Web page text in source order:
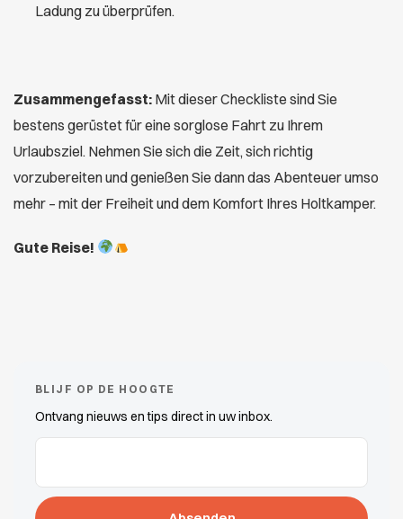
Ladung zu überprüfen.
Zusammengefasst: Mit dieser Checkliste sind Sie
bestens gerüstet für eine sorglose Fahrt zu Ihrem
Urlaubsziel. Nehmen Sie sich die Zeit, sich richtig
vorzubereiten und genießen Sie dann das Abenteuer umso
mehr – mit der Freiheit und dem Komfort Ihres Holtkamper.
Gute Reise!
BLIJF OP DE HOOGTE
Ontvang nieuws en tips direct in uw inbox.
E-Mail-Adressen